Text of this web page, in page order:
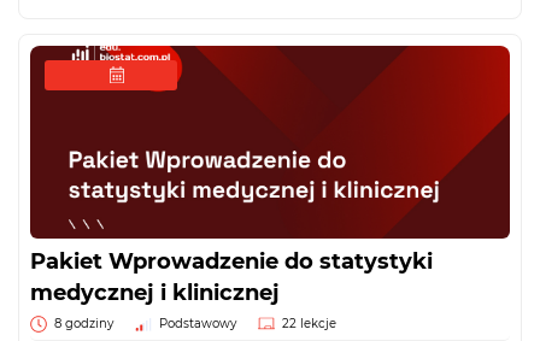
Pakiet Wprowadzenie do statystyki
medycznej i klinicznej
8 godziny Podstawowy 22 lekcje